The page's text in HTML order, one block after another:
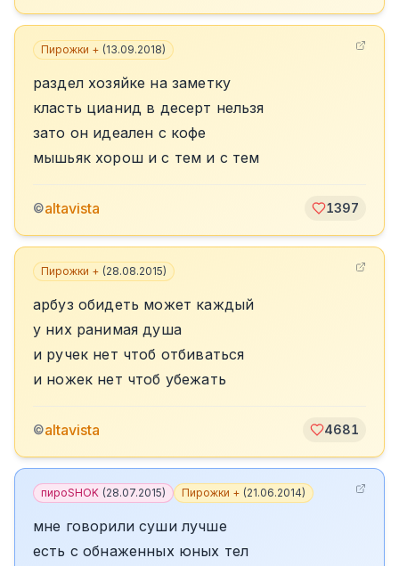
Пирожки + (13.09.2018)
раздел хозяйке на заметку
класть цианид в десерт нельзя
зато он идеален с кофе
мышьяк хорош и с тем и с тем
©altavista 1397
Пирожки + (28.08.2015)
арбуз обидеть может каждый
у них ранимая душа
и ручек нет чтоб отбиваться
и ножек нет чтоб убежать
©altavista 4681
пироSHOK (28.07.2015) Пирожки + (21.06.2014)
мне говорили суши лучше
есть с обнаженных юных тел